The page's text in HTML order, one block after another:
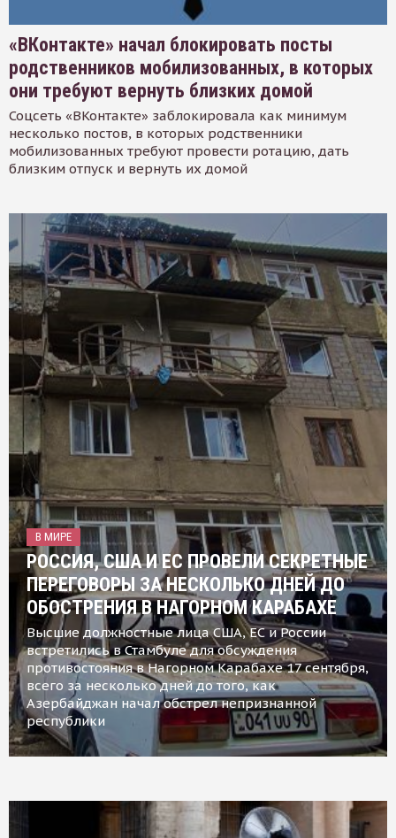
«ВКонтакте» начал блокировать посты
родственников мобилизованных, в которых
они требуют вернуть близких домой
Соцсеть «ВКонтакте» заблокировала как минимум
несколько постов, в которых родственники
мобилизованных требуют провести ротацию, дать
близким отпуск и вернуть их домой
В МИРЕ
РОССИЯ, США И ЕС ПРОВЕЛИ СЕКРЕТНЫЕ
ПЕРЕГОВОРЫ ЗА НЕСКОЛЬКО ДНЕЙ ДО
ОБОСТРЕНИЯ В НАГОРНОМ КАРАБАХЕ
Высшие должностные лица США, ЕС и России
встретились в Стамбуле для обсуждения
противостояния в Нагорном Карабахе 17 сентября,
всего за несколько дней до того, как
Азербайджан начал обстрел непризнанной
республики